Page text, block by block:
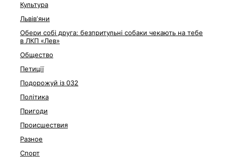
Культура
Львівʼяни
Обери собі друга: безпритульні собаки чекають на тебе
в ЛКП «Лев»
Общество
Петиції
Подорожуй із 032
Політика
Пригоди
Происшествия
Разное
Спорт